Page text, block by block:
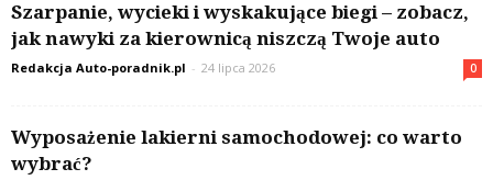
Szarpanie, wycieki i wyskakujące biegi – zobacz,
jak nawyki za kierownicą niszczą Twoje auto
Redakcja Auto-poradnik.pl - 24 lipca 2026 0
Wyposażenie lakierni samochodowej: co warto
wybrać?